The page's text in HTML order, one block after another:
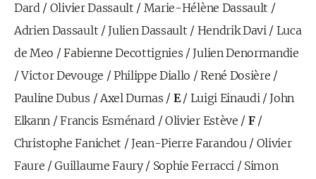
Dard/ Olivier Dassault / Marie-Hélène Dassault /
Adrien Dassault /Julien Dassault / Hendrik Davi/ Luca
de Meo /Fabienne Decottignies /Julien Denormandie
/Victor Devouge / Philippe Diallo /René Dosière /
Pauline Dubus /Axel Dumas / E/ Luigi Einaudi/John
Elkann /Francis Esménard /Olivier Estève / F /
Christophe Fanichet /Jean-Pierre Farandou/ Olivier
Faure /Guillaume Faury/ Sophie Ferracci/ Simon